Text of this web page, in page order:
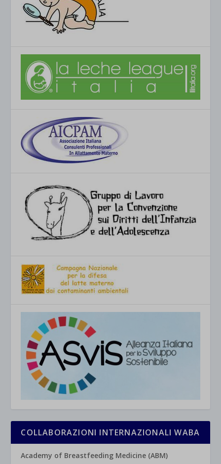
COLLABORAZIONI INTERNAZIONALI WABA
Academy of Breastfeeding Medicine (ABM)